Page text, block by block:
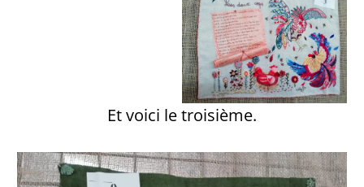
Et voici le troisième.